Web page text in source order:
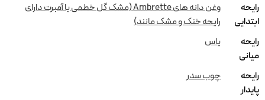
رایحه
ابتدایی
وغن دانه های Ambrette (مشک گل خطمی یا آمبرت دارای
رایحه خنک و مشک مانند)
رایحه
میانی
یاس
رایحه
پایدار
چوب سدر